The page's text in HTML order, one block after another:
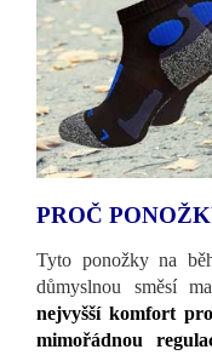
PROČ
Tyto ponožky na
důmyslnou směsí
nejvyšší komfort
mimořádnou